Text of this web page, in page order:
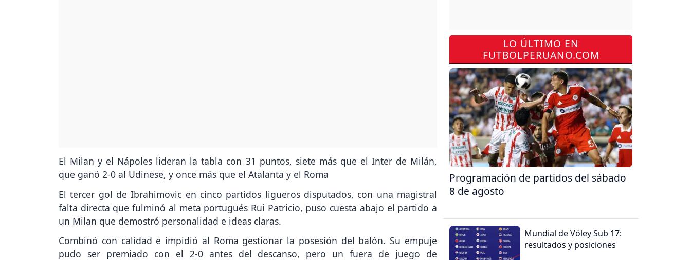
El Milan y el Nápoles lideran la tabla con 31 puntos, siete más que el Inter de Milán,
que ganó 2-0 al Udinese, y once más que el Atalanta y el Roma
El tercer gol de Ibrahimovic en cinco partidos ligueros disputados, con una magistral
falta directa que fulminó al meta portugués Rui Patricio, puso cuesta abajo el partido a
un Milan que demostró personalidad e ideas claras.
Combinó con calidad e impidió al Roma gestionar la posesión del balón. Su empuje
pudo ser premiado con el 2-0 antes del descanso, pero un fuera de juego de
LO ÚLTIMO EN
FUTBOLPERUANO.COM
Programación de partidos del sábado
8 de agosto
Mundial de Vóley Sub 17:
resultados y posiciones